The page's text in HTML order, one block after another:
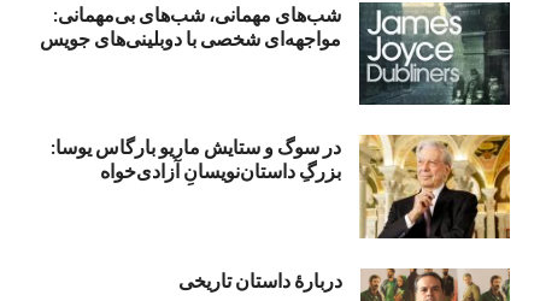
شب‌های مهمانی، شب‌های بی‌مهمانی:
مواجهه‌ای شخصی با دوبلینی‌های جویس
در سوگ و ستایش ماریو بارگاس یوسا:
بزرگِ داستان‌نویسانِ آزادی‌خواه
دربارۀ داستان تاریخی